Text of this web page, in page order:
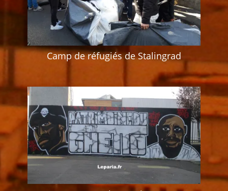
Camp de réfugiés de Stalingrad